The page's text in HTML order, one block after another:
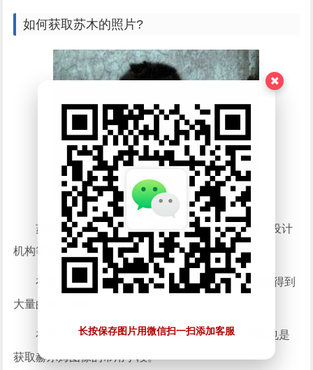
长按保存图片用微信扫一扫添加客服
如何获取苏木的照片?
苏木图像可通过网络、图像素材网站、摄影师、设计
机构等渠道获取。
在网上搜索“苏木图像”“苏木风景”等关键词，就能得到
大量的苏木图像。
在图片素材网站购买免费的helm图片素材?下载也是
获取赫尔姆图像的常用手段。